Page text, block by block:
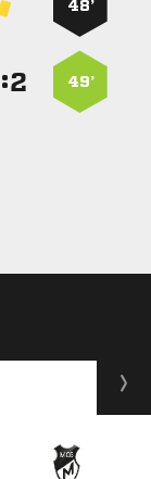
48’
49’
: